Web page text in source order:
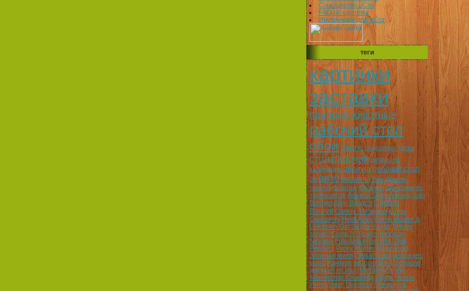
Сообщество uCoz
FAQ по системе
Инструкции для uCoz
теги
картинки
заставки
природаживотные
рабочий стол
обои Цветы подсолнух розы
стол рабочий девушки
календарь обои на робочий стол
3d авто машины Вин Дизель
тюнинг форсаж Фильмы шварцнегер
терминатор Adriana Sklenarikova Xojo
BurngotAlley Baggett Caprice
Bourett Christy Turlington Greta
Caiwasoni Heidi Klum Karen Mulder &
Unknown Girl Salma Hayek Britney
spears Guns N' Roses Minoque
Nirvana Pola Abdul Red Hot Chilli
Peppers Ricky Martin Waterworld
Зеленая миля Denial Craig мерседес
мерс Хаммер автомобили Шевроле
джексон коэльо Металлист мю
Манчестер Юнайтед барса Челси
Интер Inter Liverpool Ливерпуль